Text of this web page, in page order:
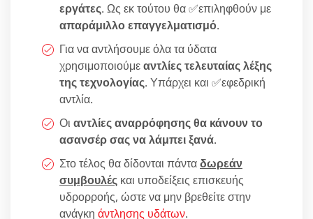
εργάτες. Ως εκ τούτου θα ✅επιληφθούν με
απαράμιλλο επαγγελματισμό.
Για να αντλήσουμε όλα τα ύδατα
χρησιμοποιούμεαντλίες τελευταίας λέξης
της τεχνολογίας. Υπάρχει και ✅εφεδρική
αντλία.
Οι αντλίες αναρρόφησης θα κάνουν το
ασανσέρ σας να λάμπει ξανά.
Στο τέλος θα δίδονται πάνταδωρεάν
συμβουλές και υποδείξεις επισκευής
υδρορροής, ώστε να μην βρεθείτε στην
ανάγκη άντλησης υδάτων.